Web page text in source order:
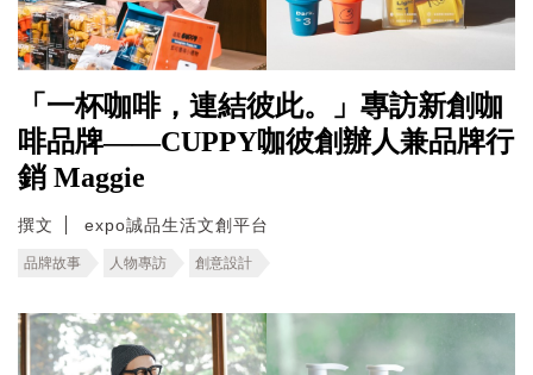
「一杯咖啡，連結彼此。」專訪新創咖
啡品牌——CUPPY咖彼創辦人兼品牌行
銷 Maggie
撰文 expo誠品生活文創平台
品牌故事 人物專訪 創意設計